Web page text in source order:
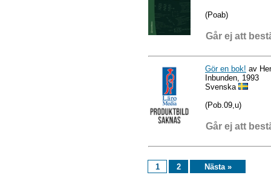
(Poab)
Går ej att
Gör en bok! av
Inbunden, 1993
Svenska
(Pob.09,u)
Går ej att
1 2 Nästa »